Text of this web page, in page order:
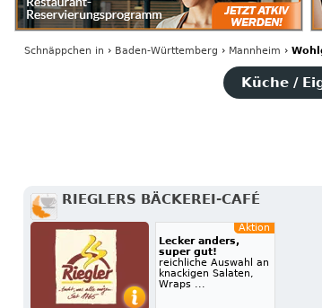
Schnäppchen in › Baden-Württemberg › Mannheim ›
Küche /
RIEGLERS BÄCKEREI-CAFÉ
Aktion
Lecker anders,
super gut!
reichliche Auswahl an
knackigen Salaten,
Wraps ...